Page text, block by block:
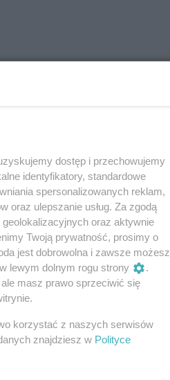
dostęp i przechowujemy
identyfikatory, standardowe
spersonalizowanych reklam,
oraz ulepszanie usług. Za zgodą
oraz aktywnie
Twoją prywatność, prosimy o
jest dobrowolna i zawsze możesz
lewym dolnym rogu strony
.
masz prawo sprzeciwić się
korzystać z naszych serwisów
znajdziesz w Polityce